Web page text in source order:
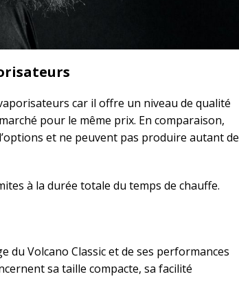
car il offre un niveau de qualité
pour le même prix. En comparaison,
et ne peuvent pas produire autant de
à la durée totale du temps de chauffe.
du Volcano Classic et de ses performances
sa taille compacte, sa facilité